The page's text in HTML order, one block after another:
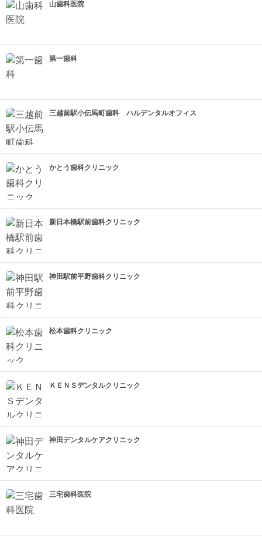
山歯科医院
第一歯科
三越前駅小伝馬町歯科 ハルデンタルオフィス
かとう歯科クリニック
新日本橋駅前歯科クリニック
神田駅前平野歯科クリニック
松本歯科クリニック
ＫＥＮＳデンタルクリニック
神田デンタルケアクリニック
三宅歯科医院